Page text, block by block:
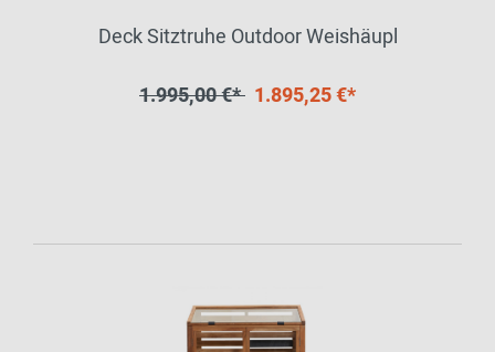
Deck Sitztruhe Outdoor Weishäupl
1.995,00 €* 1.895,25 €*